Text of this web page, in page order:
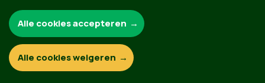
Functionele en analytische cookies:
Alle cookies accepteren
Alle cookies weigeren